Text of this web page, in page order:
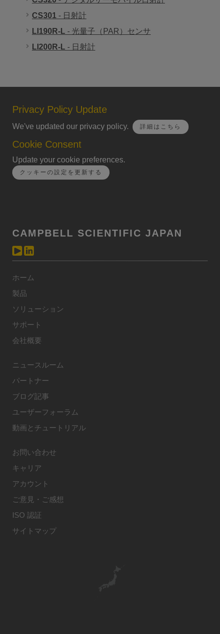
CS301 - 日射計
LI190R-L - 光量子（PAR）センサ
LI200R-L - 日射計
Privacy Policy Update
We've updated our privacy policy. 詳細はこちら
Cookie Consent
Update your cookie preferences.
クッキーの設定を更新する
CAMPBELL SCIENTIFIC JAPAN
ホーム
製品
ソリューション
サポート
会社概要
ニュースルーム
パートナー
ブログ記事
ユーザーフォーラム
動画とチュートリアル
お問い合わせ
キャリア
アカウント
ご意見・ご感想
ISO 認証
サイトマップ